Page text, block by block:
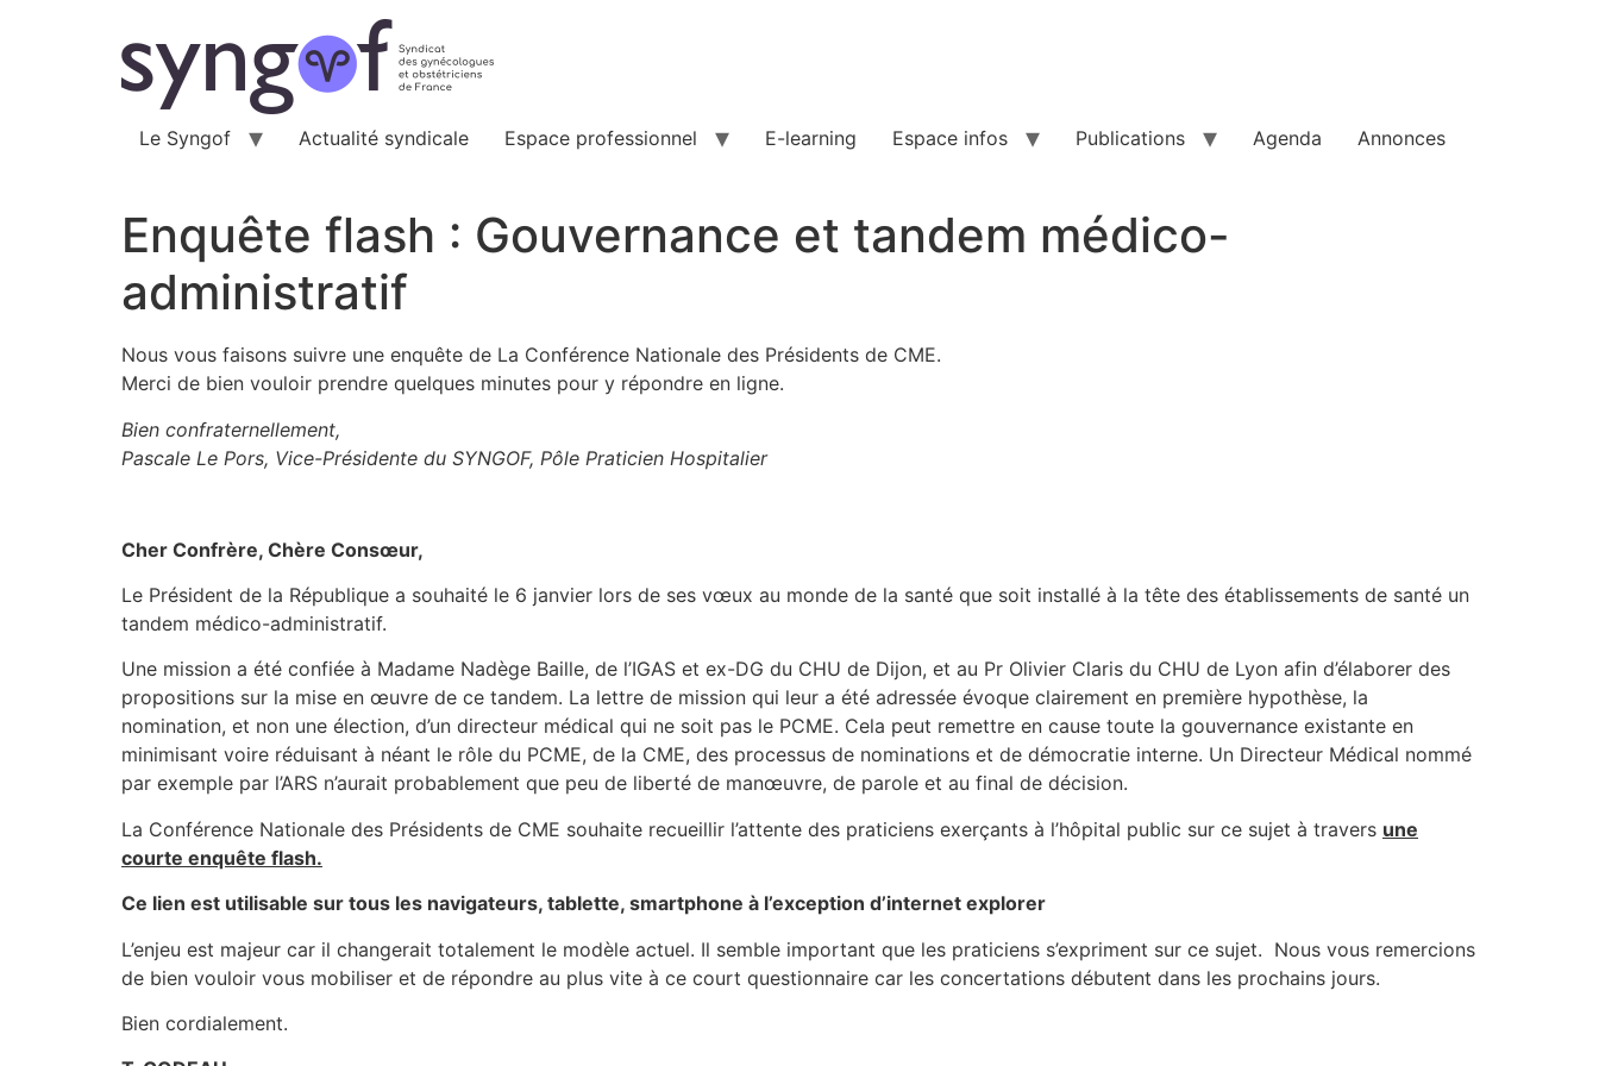
Le Syngof Actualité syndicale Espace professionnel E-learning Espace infos Publications Agenda Annonces
Enquête flash : Gouvernance et tandem médico-
administratif
Nous vous faisons suivre une enquête de La Conférence Nationale des Présidents de CME.
Merci de bien vouloir prendre quelques minutes pour y répondre en ligne.
Bien confraternellement,
Pascale Le Pors, Vice-Présidente du SYNGOF, Pôle Praticien Hospitalier
Cher Confrère, Chère Consœur,
Le Président de la République a souhaité le 6 janvier lors de ses vœux au monde de la santé que soit installé à la tête des établissements de santé un
tandem médico-administratif.
Une mission a été confiée à Madame Nadège Baille, de l’IGAS et ex-DG du CHU de Dijon, et au Pr Olivier Claris du CHU de Lyon afin d’élaborer des
propositions sur la mise en œuvre de ce tandem. La lettre de mission qui leur a été adressée évoque clairement en première hypothèse, la
nomination, et non une élection, d’un directeur médical qui ne soit pas le PCME. Cela peut remettre en cause toute la gouvernance existante en
minimisant voire réduisant à néant le rôle du PCME, de la CME, des processus de nominations et de démocratie interne. Un Directeur Médical nommé
par exemple par l’ARS n’aurait probablement que peu de liberté de manœuvre, de parole et au final de décision.
La Conférence Nationale des Présidents de CME souhaite recueillir l’attente des praticiens exerçants à l’hôpital public sur ce sujet à travers une
courte enquête flash.
Ce lien est utilisable sur tous les navigateurs, tablette, smartphone à l’exception d’internet explorer
L’enjeu est majeur car il changerait totalement le modèle actuel. Il semble important que les praticiens s’expriment sur ce sujet. Nous vous remercions
de bien vouloir vous mobiliser et de répondre au plus vite à ce court questionnaire car les concertations débutent dans les prochains jours.
Bien cordialement.